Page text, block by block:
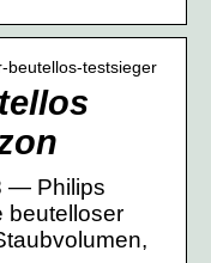
beutellos-testsieger
— Philips
beutelloser